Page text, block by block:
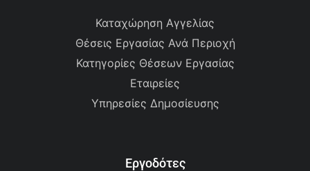
Καταχώρηση Αγγελίας
Θέσεις Εργασίας Ανά Περιοχή
Κατηγορίες Θέσεων Εργασίας
Εταιρείες
Υπηρεσίες Δημοσίευσης
Εργοδότες